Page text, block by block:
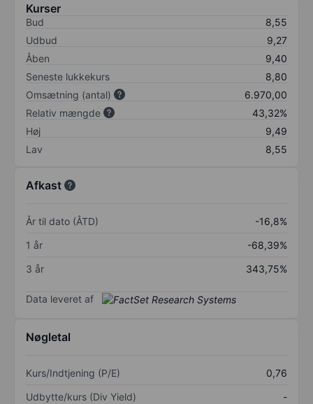
Kurser
Bud
8,55
Udbud
9,27
Åben
9,40
Seneste lukkekurs
8,80
Omsætning (antal)
6.970,00
Relativ mængde
43,32%
Høj
9,49
Lav
8,55
Afkast
År til dato (ÅTD)
-16,8%
1 år
-68,39%
3 år
343,75%
Data leveret af
Nøgletal
Kurs/Indtjening (P/E)
0,76
Udbytte/kurs (Div Yield)
-